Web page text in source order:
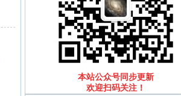
本站公众号同步更新
欢迎扫码关注！